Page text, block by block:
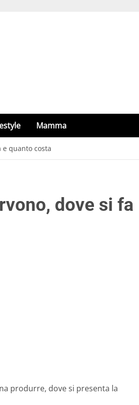
Mamma
e quanto costa
dove si fa
produrre, dove si presenta la